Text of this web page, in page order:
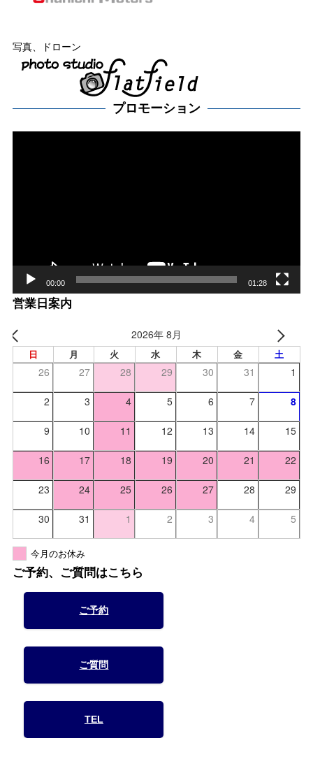
写真、ドローン
プロモーション
00:00 01:28
営業日案内
2026年 8月
日 月 火 水 木 金 土
26 27 28 29 30 31 1
2 3 4 5 6 7 8
9 10 11 12 13 14 15
16 17 18 19 20 21 22
23 24 25 26 27 28 29
30 31 1 2 3 4 5
今月のお休み
ご予約、ご質問はこちら
ご予約
ご質問
TEL